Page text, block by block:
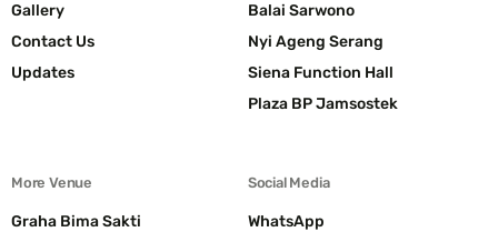
n
g
u
Gallery
Contact Us
Updates
Balai Sarwono
Nyi Ageng Serang
Siena Function Hall
Plaza BP Jamsostek
More Venue
Graha Bima Sakti
Social Media
WhatsApp